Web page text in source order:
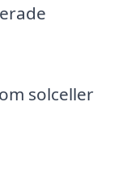
solceller